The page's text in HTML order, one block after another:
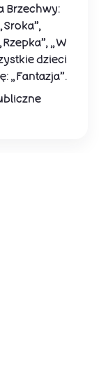
Brzechwy:
„W
dzieci
„Fantazja”.